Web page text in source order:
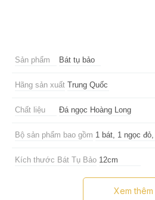
Sản phẩm Bát tụ bảo
Hãng sản xuất Trung Quốc
Chất liệu Đá ngọc Hoàng Long
Bộ sản phẩm bao gồm 1 bát, 1 ngọc
Kích thước Bát Tụ Bảo 12cm
Xem thêm